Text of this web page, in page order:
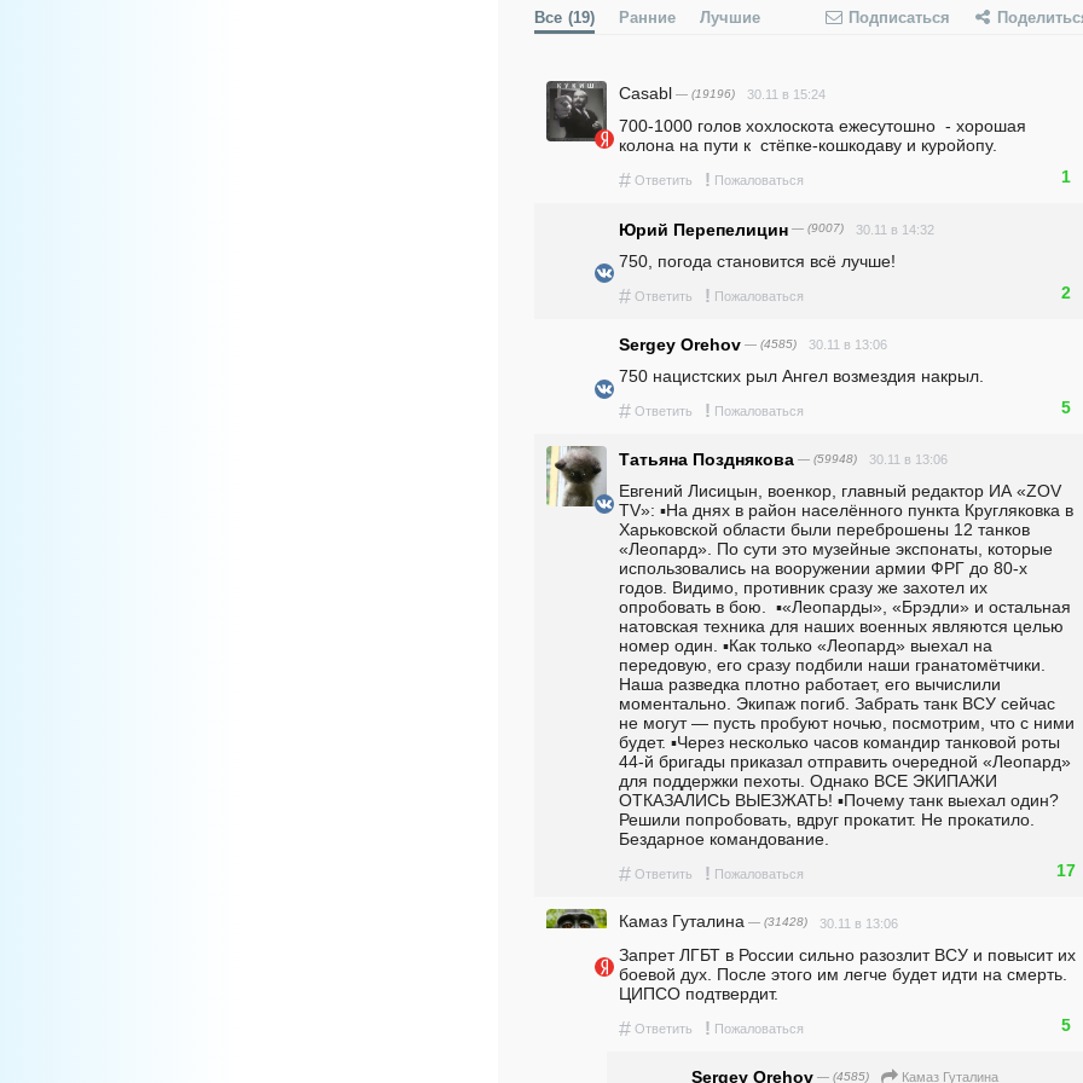
Все (19) Ранние Лучшие Подписаться
Casabl — (19196) 30.11 в 15:24
700-1000 голов хохлоскота ежесутошно  - хорошая
колона на пути к  стёпке-кошкодаву и куройопу.
# Ответить ! Пожаловаться 1
Юрий Перепелицин — (9007) 30.11 в 14:32
750, погода становится всё лучше!
# Ответить ! Пожаловаться 2
Sergey Orehov — (4585) 30.11 в 13:06
750 нацистских рыл Ангел возмездия накрыл.
# Ответить ! Пожаловаться 5
Татьяна Позднякова — (59948) 30.11 в 13:06
Евгений Лисицын, военкор, главный редактор ИА «ZOV
ТV»: ▪️На днях в район населённого пункта Кругляковка в
Харьковской области были переброшены 12 танков
«Леопард». По сути это музейные экспонаты, которые
использовались на вооружении армии ФРГ до 80-х
годов. Видимо, противник сразу же захотел их
опробовать в бою.  ▪️«Леопарды», «Брэдли» и остальная
натовская техника для наших военных являются целью
номер один. ▪️Как только «Леопард» выехал на
передовую, его сразу подбили наши гранатомётчики.
Наша разведка плотно работает, его вычислили
моментально. Экипаж погиб. Забрать танк ВСУ сейчас
не могут — пусть пробуют ночью, посмотрим, что с ними
будет. ▪️Через несколько часов командир танковой роты
44-й бригады приказал отправить очередной «Леопард»
для поддержки пехоты. Однако ВСЕ ЭКИПАЖИ
ОТКАЗАЛИСЬ ВЫЕЗЖАТЬ! ▪️Почему танк выехал один?
Решили попробовать, вдруг прокатит. Не прокатило.
Бездарное командование.
# Ответить ! Пожаловаться 17
Камaз Гутaлина — (31428) 30.11 в 13:06
Запрет ЛГБТ в России сильно разозлит ВСУ и повысит их
боевой дух. После этого им легче будет идти на смерть.
ЦИПСО подтвердит.
# Ответить ! Пожаловаться 5
Sergey Orehov — (4585) Камaз Гутaлина